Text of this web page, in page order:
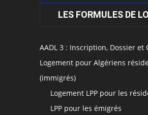
LES FORMULES DE
AADL 3 : Inscription, Dossier et
Logement pour Algériens
(immigrés)
Logement LPP pour les
LPP pour les émigrés